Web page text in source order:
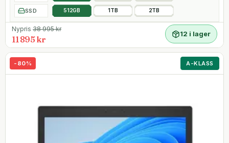
SSD 512GB 1TB 2TB
Nypris 38 995kr
11 895 kr
12 i lager
- 80% A-KLASS